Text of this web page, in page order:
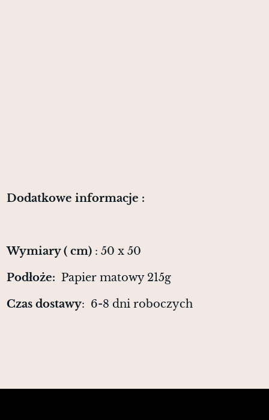
Dodatkowe informacje :
Wymiary ( cm) : 50 x 50
Podłoże: Papier matowy 215g
Czas dostawy: 6-8 dni roboczych